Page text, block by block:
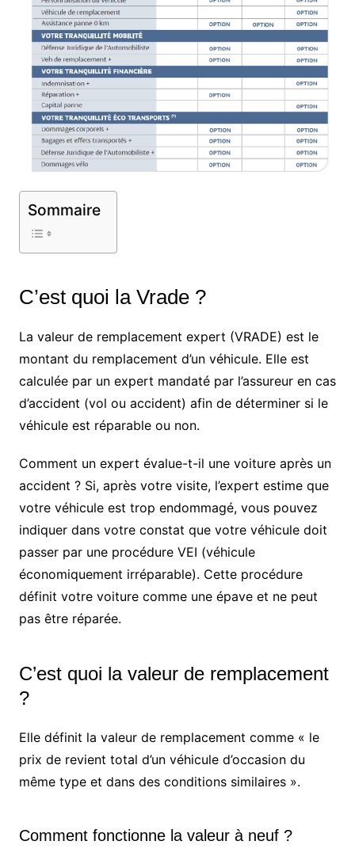
Sommaire
C’est quoi la Vrade ?
La valeur de remplacement expert (VRADE) est le
montant du remplacement d’un véhicule. Elle est
calculée par un expert mandaté par l’assureur en cas
d’accident (vol ou accident) afin de déterminer si le
véhicule est réparable ou non.
Comment un expert évalue-t-il une voiture après un
accident ? Si, après votre visite, l’expert estime que
votre véhicule est trop endommagé, vous pouvez
indiquer dans votre constat que votre véhicule doit
passer par une procédure VEI (véhicule
économiquement irréparable). Cette procédure
définit votre voiture comme une épave et ne peut
pas être réparée.
C’est quoi la valeur de remplacement
?
Elle définit la valeur de remplacement comme « le
prix de revient total d’un véhicule d’occasion du
même type et dans des conditions similaires ».
Comment fonctionne la valeur à neuf ?